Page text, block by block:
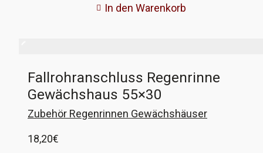
dann könnten diese passen. Wenn nicht, gebt
In den Warenkorb
Fallrohranschluss Regenrinne
Gewächshaus 55×30
Zubehör Regenrinnen Gewächshäuser
18,20€